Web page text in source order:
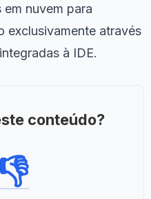
nuvem para
exclusivamente através
à IDE.
conteúdo?